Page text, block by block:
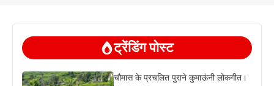
ट्रेंडिंग पोस्ट
चौमास के प्रचलित पुराने कुमाऊंनी लोकगीत।